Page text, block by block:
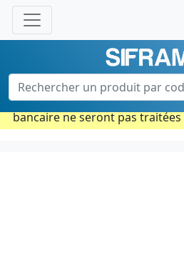
Une question ? Un
Contactez-nous au 02
Ouvert du lun. au vend.
Période estivale : Les
bancaire ne seront pas